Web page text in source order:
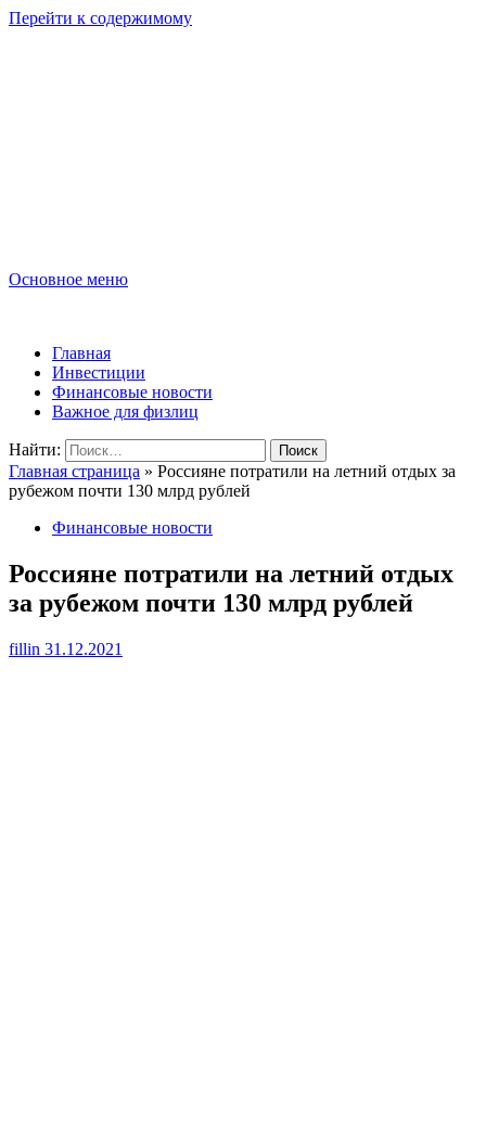
Перейти к содержимому
Основное меню
Главная
Инвестиции
Финансовые новости
Важное для физлиц
Найти:
Главная страница » Россияне потратили на летний отдых за
рубежом почти 130 млрд рублей
Финансовые новости
Россияне потратили на летний отдых
за рубежом почти 130 млрд рублей
fillin 31.12.2021